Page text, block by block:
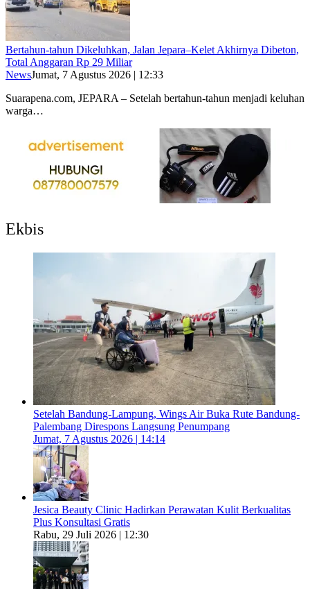
Bertahun-tahun Dikeluhkan, Jalan Jepara–Kelet Akhirnya Dibeton,
Total Anggaran Rp 29 Miliar
NewsJumat, 7 Agustus 2026 | 12:33
Suarapena.com, JEPARA – Setelah bertahun-tahun menjadi keluhan
warga…
Ekbis
Setelah Bandung-Lampung, Wings Air Buka Rute Bandung-
Palembang Direspons Langsung Penumpang
Jumat, 7 Agustus 2026 | 14:14
Jesica Beauty Clinic Hadirkan Perawatan Kulit Berkualitas
Plus Konsultasi Gratis
Rabu, 29 Juli 2026 | 12:30